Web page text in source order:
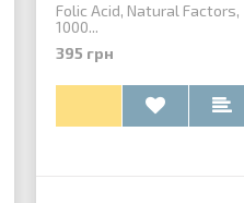
Folic Acid, Natural Factors,
1000...
395 грн